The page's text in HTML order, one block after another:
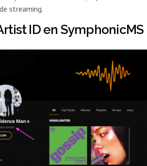
streaming.
ID en SymphonicMS